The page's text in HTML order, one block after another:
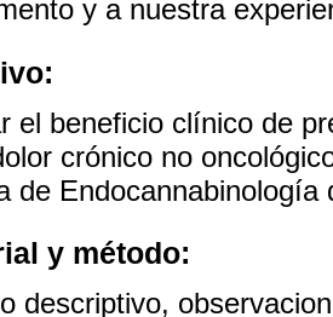
y a nuestra
el beneficio clínico de
crónico no
de Endocannabinología
y método:
descriptivo,